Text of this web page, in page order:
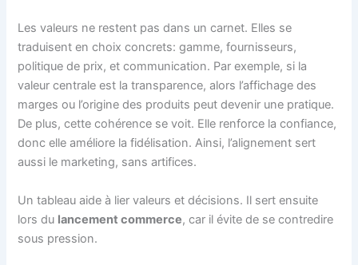
Les valeurs ne restent pas dans un carnet. Elles se
traduisent en choix concrets: gamme, fournisseurs,
politique de prix, et communication. Par exemple, si la
valeur centrale est la transparence, alors l’affichage des
marges ou l’origine des produits peut devenir une pratique.
De plus, cette cohérence se voit. Elle renforce la confiance,
donc elle améliore la fidélisation. Ainsi, l’alignement sert
aussi le marketing, sans artifices.
Un tableau aide à lier valeurs et décisions. Il sert ensuite
lors du lancement commerce, car il évite de se contredire
sous pression.